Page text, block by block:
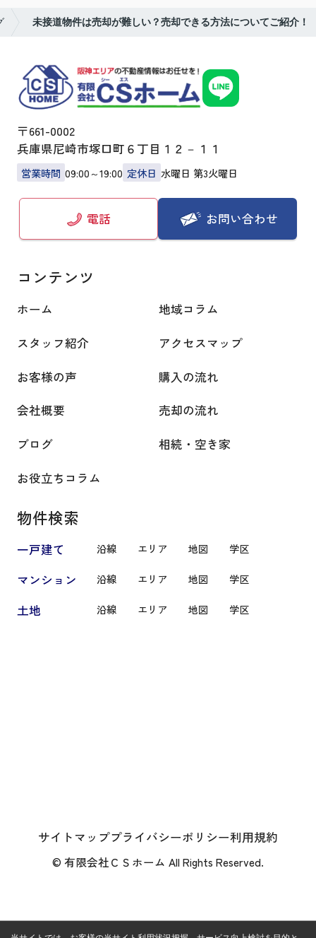
未接道物件は売却が難しい？売却できる方法についてご紹介！
〒661-0002
兵庫県尼崎市塚口町６丁目１２－１１
営業時間 09:00～19:00 定休日 水曜日 第3火曜日
電話 お問い合わせ
コンテンツ
ホーム
地域コラム
スタッフ紹介
アクセスマップ
お客様の声
購入の流れ
会社概要
売却の流れ
ブログ
相続・空き家
お役立ちコラム
物件検索
一戸建て 沿線 エリア 地図 学区
マンション 沿線 エリア 地図 学区
土地 沿線 エリア 地図 学区
サイトマッププライバシーポリシー利用規約
© 有限会社ＣＳホーム All Rights Reserved.